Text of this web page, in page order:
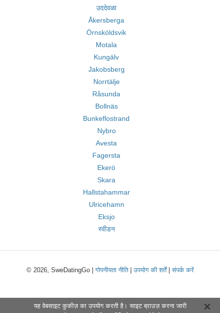
उददेवळा
Åkersberga
Örnsköldsvik
Motala
Kungälv
Jakobsberg
Norrtälje
Råsunda
Bollnäs
Bunkeflostrand
Nybro
Avesta
Fagersta
Ekerö
Skara
Hallstahammar
Ulricehamn
Eksjo
स्वीडन
© 2026, SweDatingGo |गोपनीयता नीति|उपयोग की शर्तें|संपर्क करें
यह वेबसाइट कुकीज़ का उपयोग करती है। साइट ब्राउज़ करना जारी